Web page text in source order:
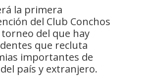
la primera
del Club Conchos
torneo del que hay
que recluta
importantes de
país y extranjero.